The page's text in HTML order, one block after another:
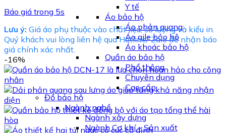
Y tế
Áo bảo hộ
Áo phản quang
Áo gile bảo hộ
Áo khoác bảo hộ
Quần áo bảo hộ
Phổ thông
Chuyên dụng
Cao cấp
Đồ bảo hộ
Ngành nghề
Ngành xây dựng
Ngành Cơ khí – Sản xuất
Báo giá trong 5s
Lưu ý: Giá áo phụ thuộc vào chất liệu, số lượng và kiểu in.
Quý khách vui lòng liên hệ qua Hotline/ Zalo để nhận báo
giá chính xác nhất.
-16%